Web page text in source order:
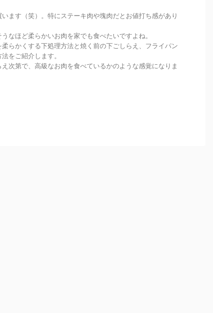
ます（笑）。特にステーキ肉や塊肉だとお値打ち感があり
なほど柔らかいお肉を家でも食べたいですよね。
らかくする下処理方法と焼く前の下ごしらえ、フライパン
をご紹介します。
次第で、高級なお肉を食べているかのような感覚になりま